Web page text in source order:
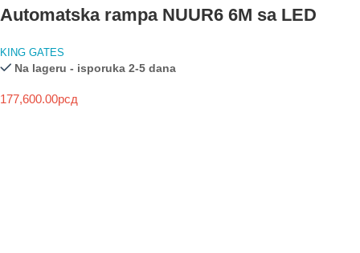
Automatska rampa NUUR6 6M sa LED
KING GATES
Na lageru - isporuka 2-5 dana
177,600.00рсд